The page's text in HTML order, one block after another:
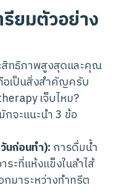
ยมตัวอย่าง
สิทธิภาพสูงสุดและคุณ
เป็นสิ่งสำคัญครับ
เจ็บไหม?
กจะแนะนำ 3 ข้อ
นก่อนทำ): การดื่มน้ำ
ระที่แห้งแข็งในลำไส้
กมาระหว่างทำทรีต